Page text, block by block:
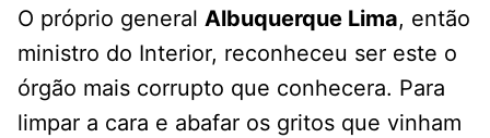
O próprio general Albuquerque Lima, então
ministro do Interior, reconheceu ser este o
órgão mais corrupto que conhecera. Para
limpar a cara e abafar os gritos que vinham